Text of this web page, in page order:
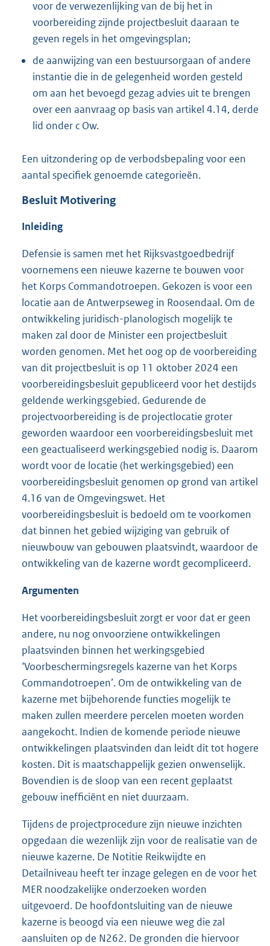
voor de verwezenlijking van de bij het in
voorbereiding zijnde projectbesluit daaraan te
geven regels in het omgevingsplan;
de aanwijzing van een bestuursorgaan of andere
instantie die in de gelegenheid worden gesteld
om aan het bevoegd gezag advies uit te brengen
over een aanvraag op basis van artikel 4.14, derde
lid onder c Ow.
Een uitzondering op de verbodsbepaling voor een
aantal specifiek genoemde categorieën.
Besluit Motivering
Inleiding
Defensie is samen met het Rijksvastgoedbedrijf
voornemens een nieuwe kazerne te bouwen voor
het Korps Commandotroepen. Gekozen is voor een
locatie aan de Antwerpseweg in Roosendaal. Om de
ontwikkeling juridisch-planologisch mogelijk te
maken zal door de Minister een projectbesluit
worden genomen. Met het oog op de voorbereiding
van dit projectbesluit is op 11 oktober 2024 een
voorbereidingsbesluit gepubliceerd voor het destijds
geldende werkingsgebied. Gedurende de
projectvoorbereiding is de projectlocatie groter
geworden waardoor een voorbereidingsbesluit met
een geactualiseerd werkingsgebied nodig is. Daarom
wordt voor de locatie (het werkingsgebied) een
voorbereidingsbesluit genomen op grond van artikel
4.16 van de Omgevingswet. Het
voorbereidingsbesluit is bedoeld om te voorkomen
dat binnen het gebied wijziging van gebruik of
nieuwbouw van gebouwen plaatsvindt, waardoor de
ontwikkeling van de kazerne wordt gecompliceerd.
Argumenten
Het voorbereidingsbesluit zorgt er voor dat er geen
andere, nu nog onvoorziene ontwikkelingen
plaatsvinden binnen het werkingsgebied
‘Voorbeschermingsregels kazerne van het Korps
Commandotroepen’. Om de ontwikkeling van de
kazerne met bijbehorende functies mogelijk te
maken zullen meerdere percelen moeten worden
aangekocht. Indien de komende periode nieuwe
ontwikkelingen plaatsvinden dan leidt dit tot hogere
kosten. Dit is maatschappelijk gezien onwenselijk.
Bovendien is de sloop van een recent geplaatst
gebouw inefficiënt en niet duurzaam.
Tijdens de projectprocedure zijn nieuwe inzichten
opgedaan die wezenlijk zijn voor de realisatie van de
nieuwe kazerne. De Notitie Reikwijdte en
Detailniveau heeft ter inzage gelegen en de voor het
MER noodzakelijke onderzoeken worden
uitgevoerd. De hoofdontsluiting van de nieuwe
kazerne is beoogd via een nieuwe weg die zal
aansluiten op de N262. De gronden die hiervoor